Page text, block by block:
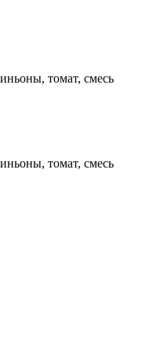
томат, смесь
томат, смесь